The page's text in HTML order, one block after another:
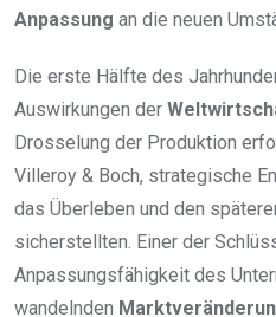
Anpassung an die neuen
Die erste Hälfte des
Auswirkungen der
Drosselung der Produktion
Villeroy & Boch, strategische
das Überleben und den
sicherstellten. Einer der
Anpassungsfähigkeit des
wandelnden